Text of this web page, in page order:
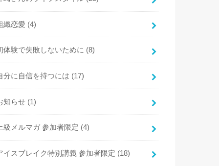
織恋愛 (4)
体験で失敗しないために (8)
分に自信を持つには (17)
知らせ (1)
級メルマガ 参加者限定 (4)
イスブレイク特別講義 参加者限定 (18)